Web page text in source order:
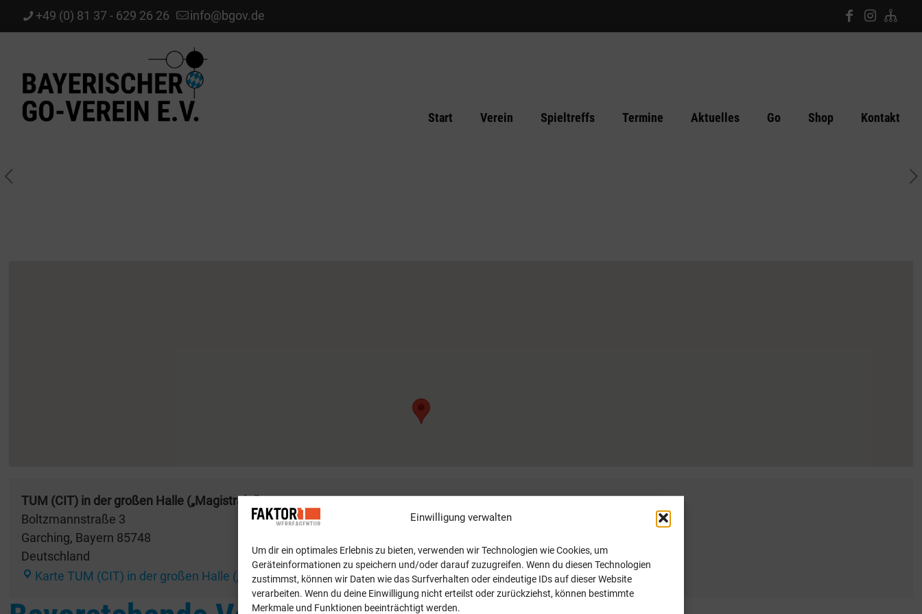
Einwilligung verwalten
Um dir ein optimales Erlebnis zu bieten, verwenden wir Technologien wie Cookies, um
Geräteinformationen zu speichern und/oder darauf zuzugreifen. Wenn du diesen Technologien
zustimmst, können wir Daten wie das Surfverhalten oder eindeutige IDs auf dieser Website
verarbeiten. Wenn du deine Einwilligung nicht erteilst oder zurückziehst, können bestimmte
Merkmale und Funktionen beeinträchtigt werden.
+49 (0) 81 37 - 629 26 26 info@bgov.de
Start Verein Spieltreffs Termine Aktuelles Go Shop Kontakt
TUM (CIT) in der großen Halle („Magistrale“)
Boltzmannstraße 3
Garching, Bayern 85748
Deutschland
Karte TUM (CIT) in der großen Halle („Magistrale“)